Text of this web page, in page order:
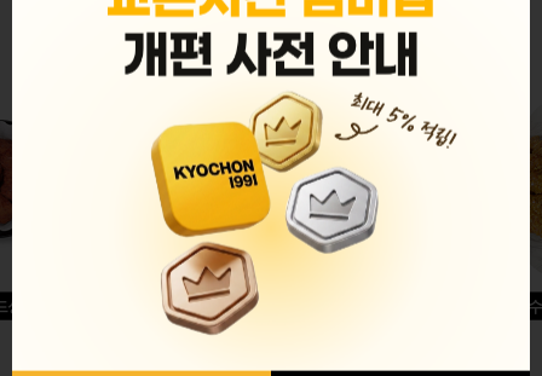
MENU
글윙
반반순살[레드+허니]
허니옥